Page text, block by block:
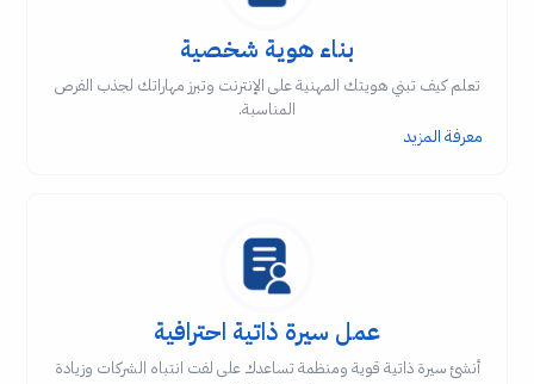
بناء هوية شخصية
تعلم كيف تبني هويتك المهنية على الإنترنت وتبرز مهاراتك لجذب الفرص
المناسبة.
معرفة المزيد
عمل سيرة ذاتية احترافية
أنشئ سيرة ذاتية قوية ومنظمة تساعدك على لفت انتباه الشركات وزيادة